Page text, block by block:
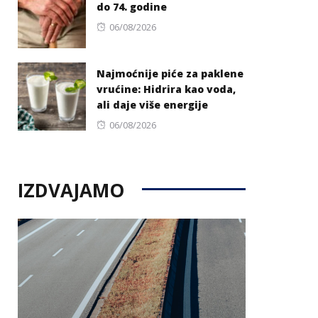
do 74. godine
Posted
06/08/2026
Najmoćnije piće za paklene
vrućine: Hidrira kao voda,
ali daje više energije
Posted
06/08/2026
IZDVAJAMO